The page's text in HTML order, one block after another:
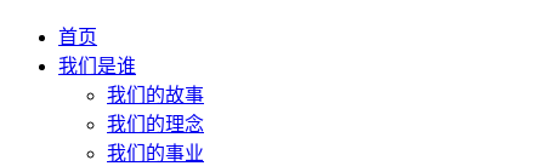
首页
我们是谁
我们的故事
我们的理念
我们的事业